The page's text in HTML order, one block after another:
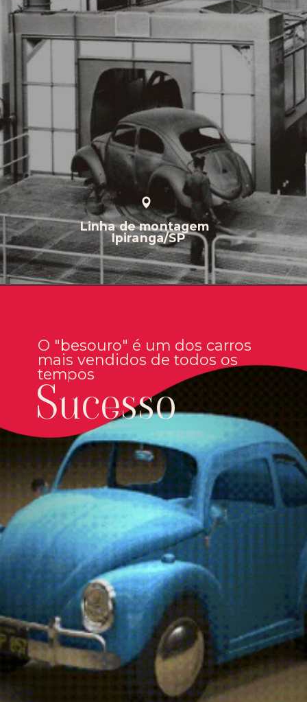
Linha de montagem
Ipiranga/SP
O "besouro" é um dos carros
mais vendidos de todos os
tempos
Sucesso